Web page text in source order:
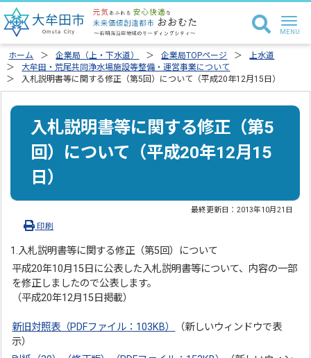
ホーム 企業局（上・下水道） 企業局TOPページ
上水道
大牟田・荒尾共同浄水場施設等整備・運営事業について
入札説明書等に関する修正（第5回）について（平成20年12月15日）
入札説明書等に関する修正（第5
回）について（平成20年12月15
日）
最終更新日：2013年10月21日
印刷
1.入札説明書等に関する修正（第5回）について
平成20年10月15日に公表した入札説明書等について、内容の一部
を修正しましたので公表します。
（平成20年12月15日掲載）
新旧対照表（PDFファイル：103KB）
（新しいウィンドウで表
示）